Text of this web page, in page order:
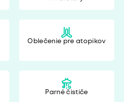
Oblečenie pre atopikov
Parné čističe